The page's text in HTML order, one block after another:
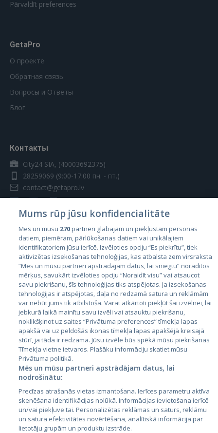
Pārvaldīt preferences
GetaPro
О проекте
Обратная связь
Вопросы и Ответы
Блог
Контакты
City24 SIA, (40003692375)
28259069 (9:00-17:00 пн. - пт.)
contact@getapro.lv
Страны
Эстония
Латвия
Литва
City24.lv
City24.ee
GetaPro.lv
GetaPro.ee
Skelbiu.lt
Kainos.lt
Paslaugos.lt
auto24.ee
KV.ee
Mums rūp jūsu konfidencialitāte
Mēs un mūsu 270partneri glabājam un piekļūstam personas
datiem, piemēram, pārlūkošanas datiem vai unikālajiem
identifikatoriem jūsu ierīcē. Izvēloties opciju “Es piekrītu”, tiek
aktivizētas izsekošanas tehnoloģijas, kas atbalsta zem virsraksta
“Mēs un mūsu partneri apstrādājam datus, lai sniegtu” norādītos
mērķus, savukārt izvēloties opciju “Noraidīt visu” vai atsaucot
savu piekrišanu, šīs tehnoloģijas tiks atspējotas. Ja izsekošanas
tehnoloģijas ir atspējotas, daļa no redzamā satura un reklāmām
var nebūt jums tik atbilstoša. Varat atkārtoti piekļūt šai izvēlnei, lai
jebkurā laikā mainītu savu izvēli vai atsauktu piekrišanu,
noklikšķinot uz saites “Privātuma preferences” tīmekļa lapas
apakšā vai uz peldošās ikonas tīmekļa lapas apakšējā kreisajā
stūrī, ja tāda ir redzama. Jūsu izvēle būs spēkā mūsu piekrišanas
Tīmekļa vietne ietvaros. Plašāku informāciju skatiet mūsu
Privātuma politikā.
Mēs un mūsu partneri apstrādājam datus, lai
nodrošinātu:
Precīzas atrašanās vietas izmantošana. Ierīces parametru aktīva
skenēšana identifikācijas nolūkā. Informācijas ievietošana ierīcē
un/vai piekļuve tai. Personalizētas reklāmas un saturs, reklāmu
un satura efektivitātes novērtēšana, analītiskā informācija par
lietotāju grupām un produktu izstrāde.